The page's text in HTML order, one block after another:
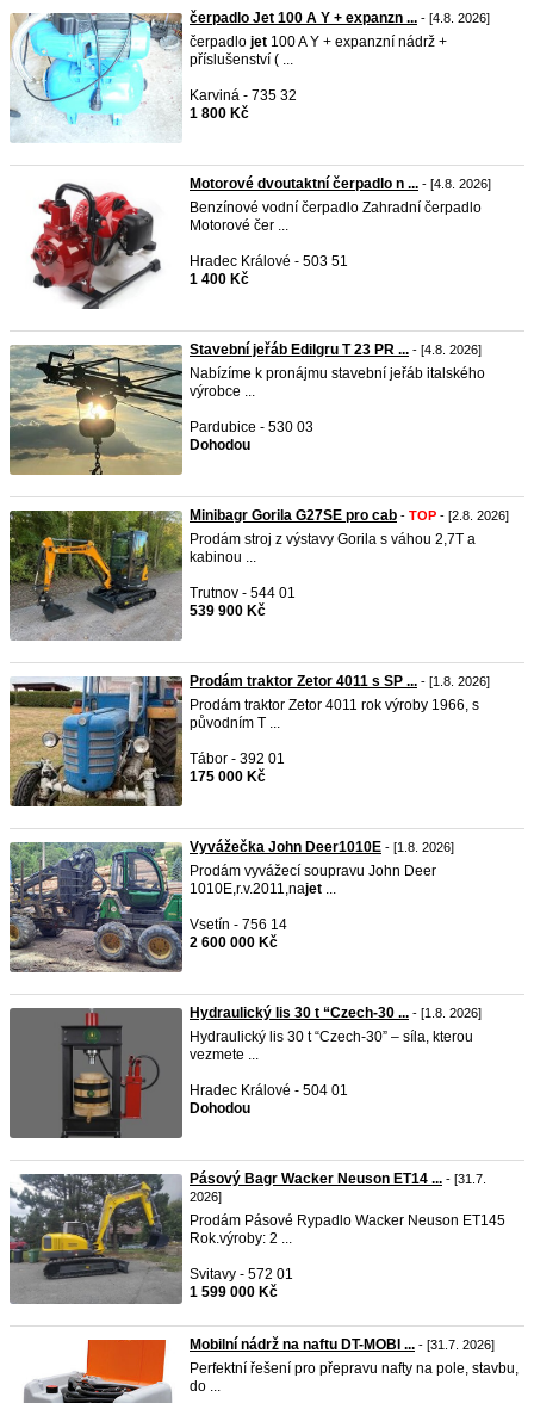
čerpadlo Jet 100 A Y + expanzn ... - [4.8. 2026]
čerpadlo jet 100 A Y + expanzní nádrž +
příslušenství ( ...
Karviná - 735 32
1 800 Kč
Motorové dvoutaktní čerpadlo n ... - [4.8. 2026]
Benzínové vodní čerpadlo Zahradní čerpadlo
Motorové čer ...
Hradec Králové - 503 51
1 400 Kč
Stavební jeřáb Edilgru T 23 PR ... - [4.8. 2026]
Nabízíme k pronájmu stavební jeřáb italského
výrobce ...
Pardubice - 530 03
Dohodou
Minibagr Gorila G27SE pro cab - TOP - [2.8. 2026]
Prodám stroj z výstavy Gorila s váhou 2,7T a
kabinou ...
Trutnov - 544 01
539 900 Kč
Prodám traktor Zetor 4011 s SP ... - [1.8. 2026]
Prodám traktor Zetor 4011 rok výroby 1966, s
původním T ...
Tábor - 392 01
175 000 Kč
Vyvážečka John Deer1010E - [1.8. 2026]
Prodám vyvážecí soupravu John Deer
1010E,r.v.2011,najet ...
Vsetín - 756 14
2 600 000 Kč
Hydraulický lis 30 t “Czech-30 ... - [1.8. 2026]
Hydraulický lis 30 t “Czech-30” – síla, kterou
vezmete ...
Hradec Králové - 504 01
Dohodou
Pásový Bagr Wacker Neuson ET14 ... - [31.7.
2026]
Prodám Pásové Rypadlo Wacker Neuson ET145
Rok.výroby: 2 ...
Svitavy - 572 01
1 599 000 Kč
Mobilní nádrž na naftu DT-MOBI ... - [31.7. 2026]
Perfektní řešení pro přepravu nafty na pole, stavbu,
do ...